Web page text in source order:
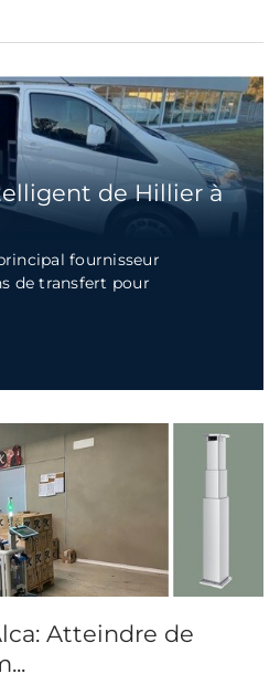
de Hillier à
fournisseur
de transfert pour
Atteindre de